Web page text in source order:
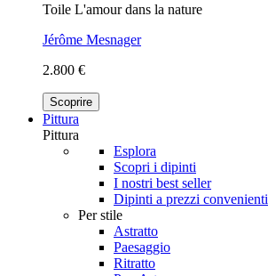
Toile L'amour dans la nature
Jérôme Mesnager
2.800 €
Scoprire
Pittura
Pittura
Esplora
Scopri i dipinti
I nostri best seller
Dipinti a prezzi convenienti
Per stile
Astratto
Paesaggio
Ritratto